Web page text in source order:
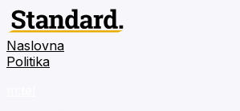
Naslovna
Politika